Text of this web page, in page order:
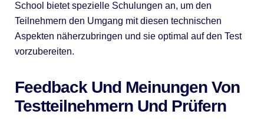
School bietet spezielle Schulungen an, um den
Teilnehmern den Umgang mit diesen technischen
Aspekten näherzubringen und sie optimal auf den Test
vorzubereiten.
Feedback Und Meinungen Von
Testteilnehmern Und Prüfern